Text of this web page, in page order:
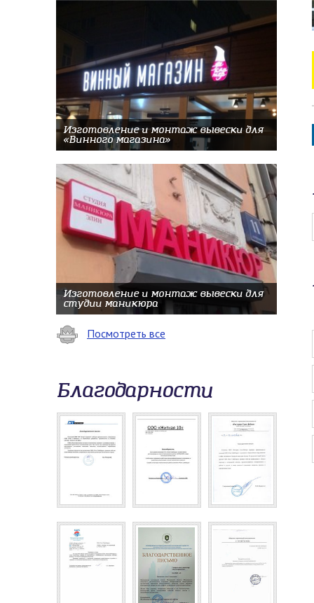
Изготовление и монтаж вывески для
«Винного магазина»
Изготовление и монтаж вывески для
студии маникюра
Посмотреть все
Благодарности